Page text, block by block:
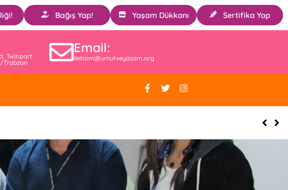
Sertifika Yap
Yaşam Dükkanı
Bağış Yap!
Twinpart
Trabzon
Email:
iletisim@umutveyasam.org